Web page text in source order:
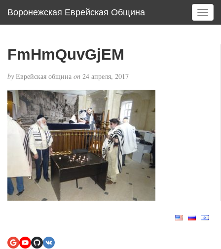
Воронежская Еврейская Община
T
o
FmHmQuvGjEM
by Еврейская община on 24 апреля, 2017